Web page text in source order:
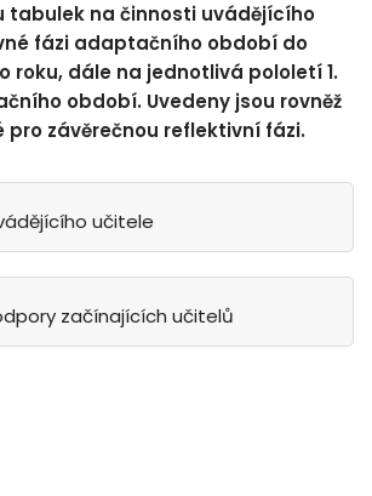
tabulek na činnosti uvádějícího
fázi adaptačního období do
roku, dále na jednotlivá pololetí 1.
období. Uvedeny jsou rovněž
pro závěrečnou reflektivní fázi.
učitele
začínajících učitelů